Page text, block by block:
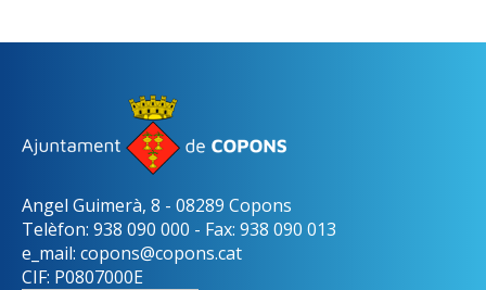
Angel Guimerà, 8 - 08289 Copons
Telèfon: 938 090 000 - Fax: 938 090 013
e_mail: copons@copons.cat
CIF: P0807000E